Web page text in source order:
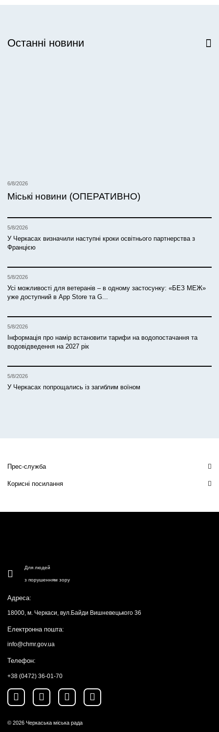
Останні новини
6/8/2026
Міські новини (ОПЕРАТИВНО)
5/8/2026
У Черкасах визначили наступні кроки освітнього партнерства з
Францією
5/8/2026
Усі можливості для ветеранів – в одному застосунку: «БЕЗ МЕЖ»
уже доступний в App Store та G...
5/8/2026
Інформація про намір встановити тарифи на водопостачання та
водовідведення на 2027 рік
5/8/2026
У Черкасах попрощались із загиблим воїном
Прес-служба
Корисні посилання
Для людей
з порушенням зору
Адреса:
18000, м. Черкаси, вул.Байди Вишневецького 36
Електронна пошта:
info@chmr.gov.ua
Телефон:
+38 (0472) 36-01-70
© 2026 Черкаська міська рада